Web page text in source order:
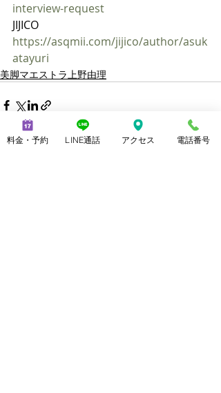
interview-request
JIJICO
https://asqmii.com/jijico/author/asuk
atayuri
美脚マエストラ上野由理
料金・予約 LINE通話 アクセス 電話番号